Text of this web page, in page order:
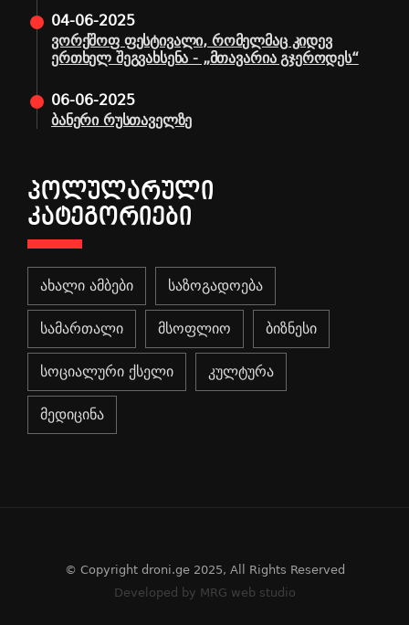
04-06-2025
ვორქშოფ ფესტივალი, რომელმაც კიდევ
ერთხელ შეგვახსენა - „მთავარია გჯეროდეს“
06-06-2025
ბანერი რუსთაველზე
ᲞᲝᲚᲣᲚᲐᲠᲣᲚᲘ
ᲙᲐᲢᲔᲒᲝᲠᲘᲔᲑᲘ
ახალი ამბები საზოგადოება
სამართალი მსოფლიო ბიზნესი
სოციალური ქსელი კულტურა
მედიცინა
© Copyright droni.ge 2025, All Rights Reserved
Developed by MRG web studio